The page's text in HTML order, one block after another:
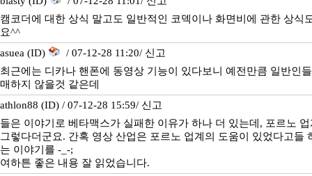
캠코더에 대한 상식 말고도 일반적인 코덱이나 화면비에 관한 상식
요^^
asuea (ID)
/ 07-12-28 11:20/ 신고
최근에는 디카나 핸폰에 동영상 기능이 있다보니 예전만큼 일반인
매하지 않을것 같은데
athlon88 (ID) / 07-12-28 15:59/ 신고
들은 이야기로 베타맥스가 실패한 이유가 하나 더 있는데, 포르노
그렇다더군요. 간혹 영상 산업은 포르노 업계의 도움이 있었다고들
는 이야기를 -_-;
여하튼 좋은 내용 잘 읽었습니다.